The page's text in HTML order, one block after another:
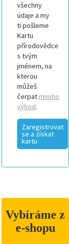
všechny
údaje a my
ti pošleme
Kartu
přírodovědce
s tvým
jménem, na
kterou
můžeš
čerpat mnoho
výhod.
Zaregistrovat
se a získat
kartu
Vybíráme z
e-shopu